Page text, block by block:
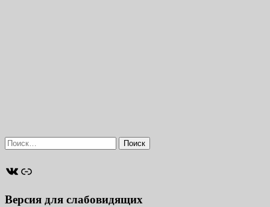
Найти:
ВКонтакте
Ссылка
Версия для слабовидящих